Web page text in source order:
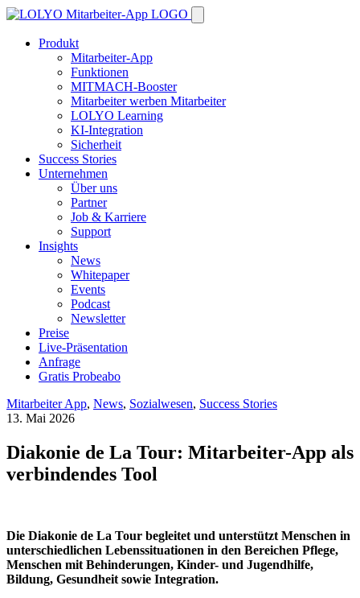
Produkt
Mitarbeiter-App
Funktionen
MITMACH-Booster
Mitarbeiter werben Mitarbeiter
LOLYO Learning
KI-Integration
Sicherheit
Success Stories
Unternehmen
Über uns
Partner
Job & Karriere
Support
Insights
News
Whitepaper
Events
Podcast
Newsletter
Preise
Live-Präsentation
Anfrage
Gratis Probeabo
Mitarbeiter App, News, Sozialwesen, Success Stories
13. Mai 2026
Diakonie de La Tour: Mitarbeiter-App als
verbindendes Tool
Die Diakonie de La Tour begleitet und unterstützt Menschen in
unterschiedlichen Lebenssituationen in den Bereichen Pflege,
Menschen mit Behinderungen, Kinder- und Jugendhilfe,
Bildung, Gesundheit sowie Integration.